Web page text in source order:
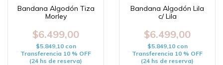
Bandana Algodón Tiza
Morley
$6.499,00
$5.849,10 con
Transferencia 10 % OFF
(24 hs de reserva)
Bandana Algodón Lila
c/ Lila
$6.499,00
$5.849,10 con
Transferencia 10 % OFF
(24 hs de reserva)